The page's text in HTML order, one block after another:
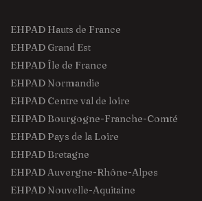
EHPAD Hauts de France
EHPAD Grand Est
EHPAD Île de France
EHPAD Normandie
EHPAD Centre val de loire
EHPAD Bourgogne-Franche-Comté
EHPAD Pays de la Loire
EHPAD Bretagne
EHPAD Auvergne-Rhône-Alpes
EHPAD Nouvelle-Aquitaine